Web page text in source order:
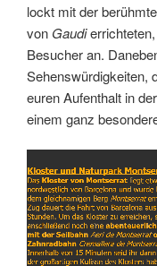
lockt mit der
von Gaudierrichteten,
Besucher an.
Sehenswürdigkeiten,
euren Aufenthalt in
einem ganz
Link